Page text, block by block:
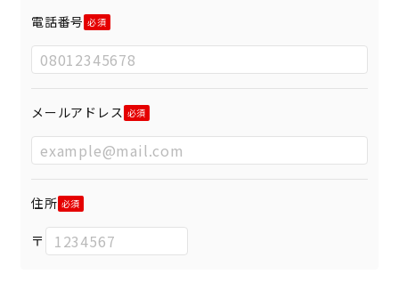
電話番号
メールアドレス
住所
〒